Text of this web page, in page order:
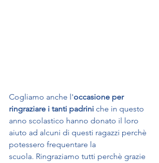
Cogliamo anche l'occasione per
ringraziare i tanti padrini che in questo
anno scolastico hanno donato il loro
aiuto ad alcuni di questi ragazzi perchè
potessero frequentare la
scuola. Ringraziamo tutti perchè grazie